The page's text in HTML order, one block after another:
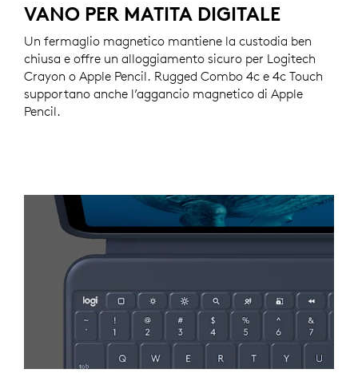
VANO PER MATITA DIGITALE
Un fermaglio magnetico mantiene la custodia ben
chiusa e offre un alloggiamento sicuro per Logitech
Crayon o Apple Pencil. Rugged Combo 4c e 4c Touch
supportano anche l’aggancio magnetico di Apple
Pencil.